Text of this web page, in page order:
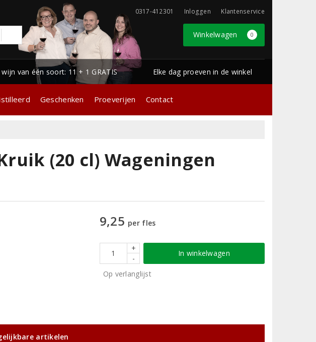
0317-412301 Inloggen Klantenservice
Winkelwagen 0
van één soort: 11 + 1 GRATIS Elke dag proeven in de winkel
Geschenken Proeverijen Contact
(20 cl) Wageningen
9,25 per fles
+
-
In winkelwagen
Op verlanglijst
artikelen